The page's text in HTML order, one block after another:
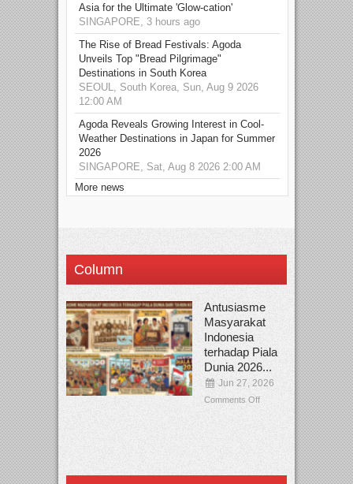
Asia for the Ultimate 'Glow-cation'
SINGAPORE, 3 hours ago
The Rise of Bread Festivals: Agoda
Unveils Top "Bread Pilgrimage"
Destinations in South Korea
SEOUL, South Korea, Sun, Aug 9 2026
12:00 AM
Agoda Reveals Growing Interest in Cool-
Weather Destinations in Japan for Summer
2026
SINGAPORE, Sat, Aug 8 2026 2:00 AM
More news
Column
Antusiasme
Masyarakat
Indonesia
terhadap Piala
Dunia 2026...
Jun 27, 2026
Comments Off